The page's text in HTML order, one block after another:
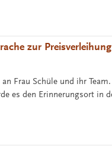
zur
Frau Schüle und ihr
es den Erinnerungsort in